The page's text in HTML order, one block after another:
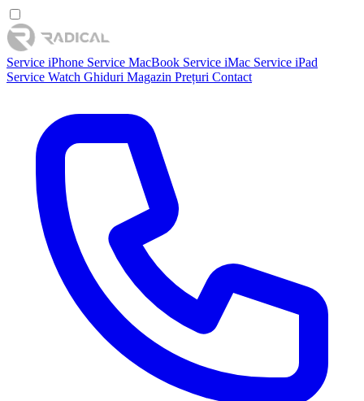
Service iPhone Service MacBook Service iMac Service iPad
Service Watch Ghiduri Magazin Prețuri Contact